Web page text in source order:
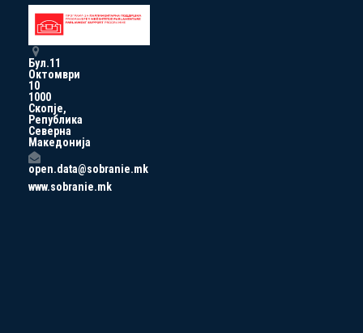
Бул.11
Октомври
10
1000
Скопје,
Република
Северна
Македонија
open.data@sobranie.mk
www.sobranie.mk